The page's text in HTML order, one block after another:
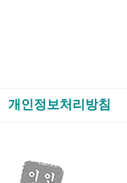
개인정보처리방침